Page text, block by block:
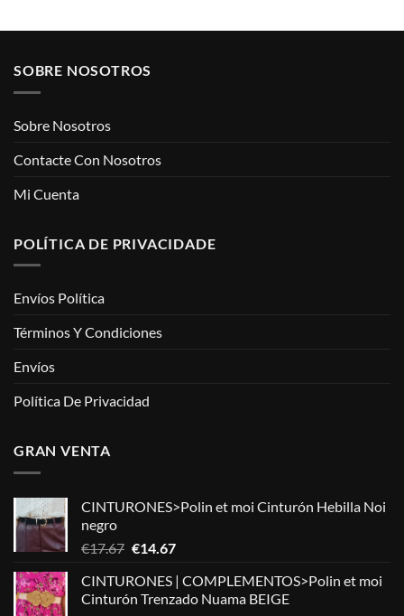
€54.87.€32.92.
€41.85.€27.20.
SOBRE NOSOTROS
Sobre Nosotros
Contacte Con Nosotros
Mi Cuenta
POLÍTICA DE PRIVACIDADE
Envíos Política
Términos Y Condiciones
Envíos
Política De Privacidad
GRAN VENTA
CINTURONES>Polin et moi Cinturón Hebilla Noi
negro
€17.67 El
original
era:
€14.67El
actual
es:
CINTURONES | COMPLEMENTOS>Polin et moi
Cinturón Trenzado Nuama BEIGE